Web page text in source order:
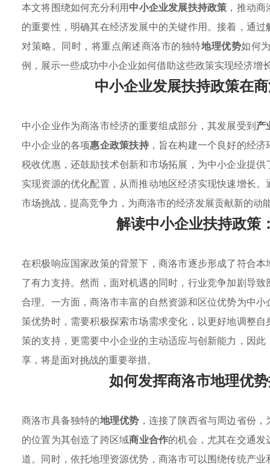
本文将围绕如何充分利用中小企业发展扶持政策 ，推动
的重要性，明确其在经济发展中的关键作用。接着，通
对策略。同时，将重点阐述商洛市的独特地理优势如何
例，展示一些成功中小企业如何借助这些政策实现经济增
中小企业发展扶持政策在
中小企业作为商洛市经济的重要组成部分，其发展受到产
中小企业的各项惠企政策扶持，旨在构建一个良好的经
税收优惠，还鼓励技术创新和市场拓展，为中小企业提
实现资源的优化配置，从而推动地区经济实现快速增长
市场挑战，提高竞争力，为商洛市的经济发展贡献新的动
解读中小企业扶持政策
在积极响应国家政策的背景下，商洛市逐步形成了符合本
了有力支持。然而，面对机遇的同时，行业竞争加剧导致
合理。一方面，商洛市丰富的自然资源和区位优势为中
策优势时，需要积极探索市场需求变化，以更好地调整
策的支持，更需要中小企业的主动适应与创新能力，因
享，将是面对挑战的重要举措。
如何发挥商洛市地理优
商洛市具备独特的地理优势 ，连接了陕西省与周边省份
的位置为其创造了跨区域商业合作的机会，尤其在交通
道。同时，依托地理资源优势，商洛市可以围绕传统产业